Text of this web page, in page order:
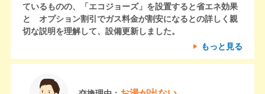
ているものの、「エコジョーズ」を設置すると省エネ効果
と オプション割引でガス料金が割安になるとの詳しく親
切な説明を理解して、設備更新しました。
もっと見る